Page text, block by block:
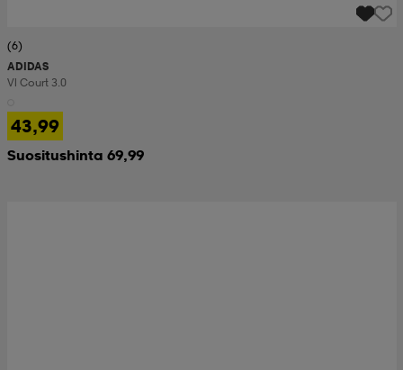
(6)
ADIDAS
Vl Court 3.0
43,99
Suositushinta 69,99